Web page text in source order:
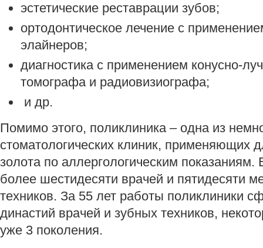
эстетические реставрации зубов;
ортодонтическое лечение с
элайнеров;
диагностика с применением конусно-
томографа и радиовизиографа;
и др.
Помимо этого, поликлиника – одна из
стоматологических клиник, применяющих
золота по аллергологическим
более шестидесяти врачей и пятидесяти
техников. За 55 лет работы поликлиники
династий врачей и зубных техников,
уже 3 поколения.